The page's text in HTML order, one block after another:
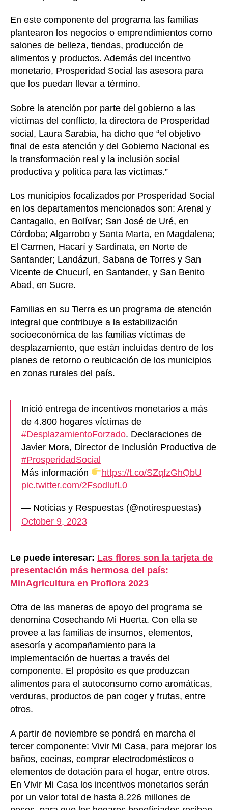
En este componente del programa las familias
plantearon los negocios o emprendimientos como
salones de belleza, tiendas, producción de
alimentos y productos. Además del incentivo
monetario, Prosperidad Social las asesora para
que los puedan llevar a término.
Sobre la atención por parte del gobierno a las
víctimas del conflicto, la directora de Prosperidad
social, Laura Sarabia, ha dicho que “el objetivo
final de esta atención y del Gobierno Nacional es
la transformación real y la inclusión social
productiva y política para las víctimas.”
Los municipios focalizados por Prosperidad Social
en los departamentos mencionados son: Arenal y
Cantagallo, en Bolívar; San José de Uré, en
Córdoba; Algarrobo y Santa Marta, en Magdalena;
El Carmen, Hacarí y Sardinata, en Norte de
Santander; Landázuri, Sabana de Torres y San
Vicente de Chucurí, en Santander, y San Benito
Abad, en Sucre.
Familias en su Tierra es un programa de atención
integral que contribuye a la estabilización
socioeconómica de las familias víctimas de
desplazamiento, que están incluidas dentro de los
planes de retorno o reubicación de los municipios
en zonas rurales del país.
Inició entrega de incentivos monetarios a más
de 4.800 hogares víctimas de
#DesplazamientoForzado. Declaraciones de
Javier Mora, Director de Inclusión Productiva de
#ProsperidadSocial
Más información
https://t.co/SZqfzGhQbU
pic.twitter.com/2FsodlufL0
— Noticias y Respuestas (@notirespuestas)
October 9, 2023
Le puede interesar: Las flores son la tarjeta de
presentación más hermosa del país:
MinAgricultura en Proflora 2023
Otra de las maneras de apoyo del programa se
denomina Cosechando Mi Huerta. Con ella se
provee a las familias de insumos, elementos,
asesoría y acompañamiento para la
implementación de huertas a través del
componente. El propósito es que produzcan
alimentos para el autoconsumo como aromáticas,
verduras, productos de pan coger y frutas, entre
otros.
A partir de noviembre se pondrá en marcha el
tercer componente: Vivir Mi Casa, para mejorar los
baños, cocinas, comprar electrodomésticos o
elementos de dotación para el hogar, entre otros.
En Vivir Mi Casa los incentivos monetarios serán
por un valor total de hasta 8.226 millones de